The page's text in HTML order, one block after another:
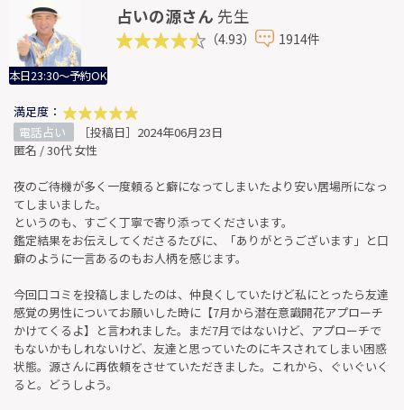
本日23:30～予約OK
占いの源さん 先生
（4.93） 1914件
満足度：
電話占い
［投稿日］2024年06月23日
匿名 / 30代 女性
夜のご待機が多く一度頼ると癖になってしまいたより安い居場所になっ
てしまいました。
というのも、すごく丁寧で寄り添ってくださいます。
鑑定結果をお伝えしてくださるたびに、「ありがとうございます」と口
癖のように一言あるのもお人柄を感じます。
今回口コミを投稿しましたのは、仲良くしていたけど私にとったら友達
感覚の男性についてお願いした時に【7月から潜在意識開花アプローチ
かけてくるよ】と言われました。まだ7月ではないけど、アプローチで
もないかもしれないけど、友達と思っていたのにキスされてしまい困惑
状態。源さんに再依頼をさせていただきました。これから、ぐいぐいく
ると。どうしよう。